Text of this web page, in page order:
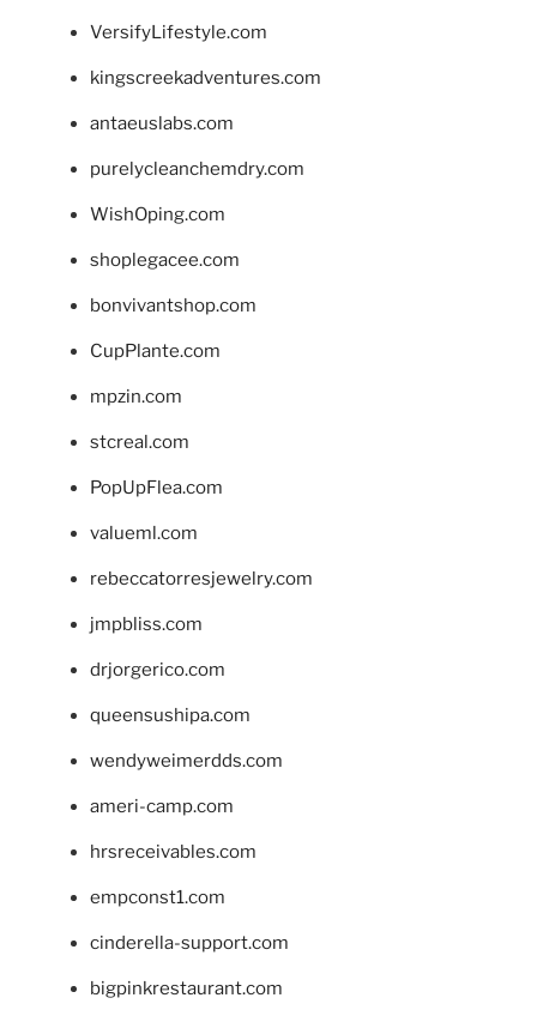
VersifyLifestyle.com
kingscreekadventures.com
antaeuslabs.com
purelycleanchemdry.com
WishOping.com
shoplegacee.com
bonvivantshop.com
CupPlante.com
mpzin.com
stcreal.com
PopUpFlea.com
valueml.com
rebeccatorresjewelry.com
jmpbliss.com
drjorgerico.com
queensushipa.com
wendyweimerdds.com
ameri-camp.com
hrsreceivables.com
empconst1.com
cinderella-support.com
bigpinkrestaurant.com